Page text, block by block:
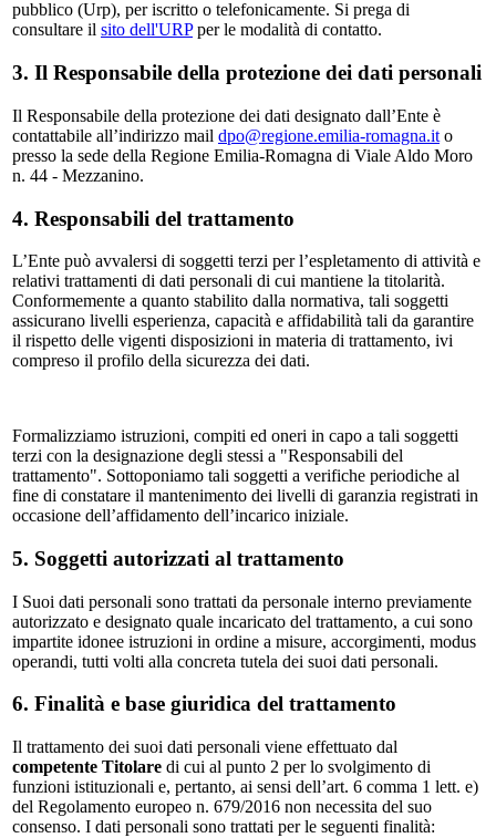
pubblico (Urp), per iscritto o telefonicamente. Si prega di
consultare il sito dell'URPper le modalità di contatto.
3. Il Responsabile della protezione dei dati personali
Il Responsabile della protezione dei dati designato dall’Ente è
contattabile all’indirizzo mail dpo@regione.emilia-romagna.it o
presso la sede della Regione Emilia-Romagna di Viale Aldo Moro
n. 44 - Mezzanino.
4. Responsabili del trattamento
L’Ente può avvalersi di soggetti terzi per l’espletamento di attività e
relativi trattamenti di dati personali di cui mantiene la titolarità.
Conformemente a quanto stabilito dalla normativa, tali soggetti
assicurano livelli esperienza, capacità e affidabilità tali da garantire
il rispetto delle vigenti disposizioni in materia di trattamento, ivi
compreso il profilo della sicurezza dei dati.
Formalizziamo istruzioni, compiti ed oneri in capo a tali soggetti
terzi con la designazione degli stessi a "Responsabili del
trattamento". Sottoponiamo tali soggetti a verifiche periodiche al
fine di constatare il mantenimento dei livelli di garanzia registrati in
occasione dell’affidamento dell’incarico iniziale.
5. Soggetti autorizzati al trattamento
I Suoi dati personali sono trattati da personale interno previamente
autorizzato e designato quale incaricato del trattamento, a cui sono
impartite idonee istruzioni in ordine a misure, accorgimenti, modus
operandi, tutti volti alla concreta tutela dei suoi dati personali.
6. Finalità e base giuridica del trattamento
Il trattamento dei suoi dati personali viene effettuato dal
competente Titolare di cui al punto 2 per lo svolgimento di
funzioni istituzionali e, pertanto, ai sensi dell’art. 6 comma 1 lett. e)
del Regolamento europeo n. 679/2016 non necessita del suo
consenso. I dati personali sono trattati per le seguenti finalità: